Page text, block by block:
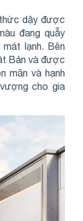
dậy được
đang quẫy
lạnh. Bên
Bản và được
mãn và hạnh
cho gia